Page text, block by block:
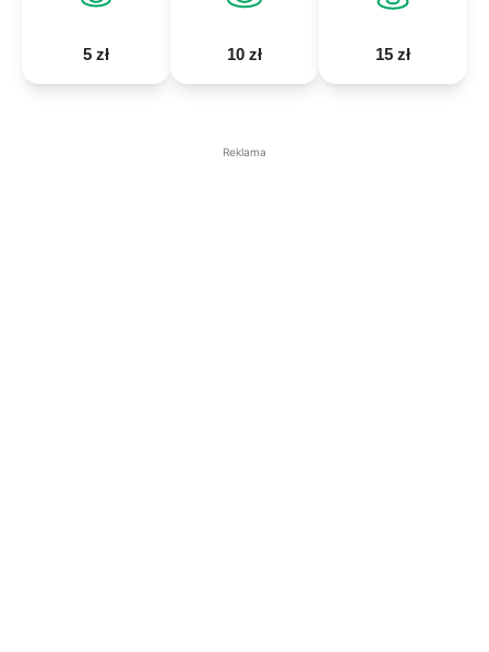
5 zł 10 zł 15 zł
Reklama